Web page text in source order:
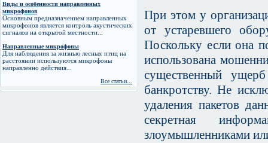
Виды и особенности направленных
микрофонов
Основным предназначением направленных
микрофонов является контроль акустических
сигналов на открытой местности...
Направленные микрофоны
Для наблюдения за жизнью лесных птиц на
расстоянии используются микрофоны
направленно действия...
Все статьи...
При этом у
от устаревшего
Поскольку если она
использована
существенный
банкротству. Не
удаления пакетов
секретная
злоумышленниками